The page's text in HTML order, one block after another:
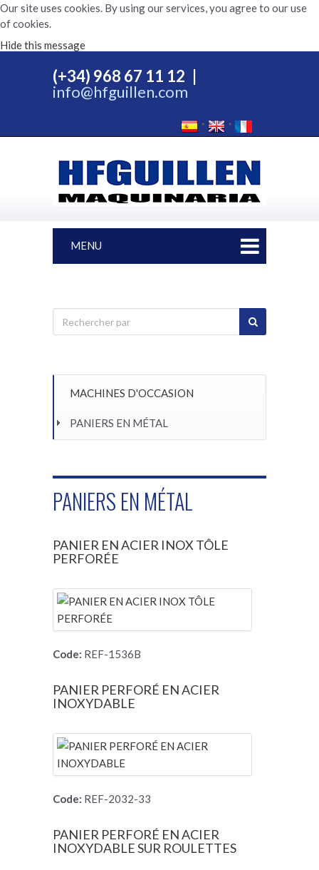
Our site uses cookies. By using our services, you agree to our use
of cookies.
Hide this message
(+34) 968 67 11 12
info@hfguillen.com
MENU
MACHINES D'OCCASION
PANIERS EN MÉTAL
PANIERS EN MÉTAL
PANIER EN ACIER INOX TÔLE
PERFORÉE
Code: REF-1536B
PANIER PERFORÉ EN ACIER
INOXYDABLE
Code: REF-2032-33
PANIER PERFORÉ EN ACIER
INOXYDABLE SUR ROULETTES